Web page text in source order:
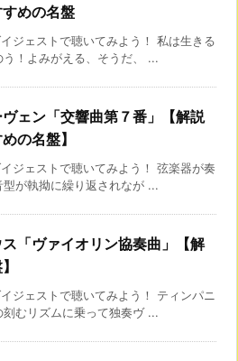
めの名盤
ジェストで聴いてみよう！ 私は生きる
う！よみがえる、そうだ、 ...
ェン「交響曲第７番」【解説
の名盤】
ジェストで聴いてみよう！ 弦楽器が奏
型が執拗に繰り返されなが ...
「ヴァイオリン協奏曲」【解
ジェストで聴いてみよう！ ティンパニ
刻むリズムに乗って独奏ヴ ...